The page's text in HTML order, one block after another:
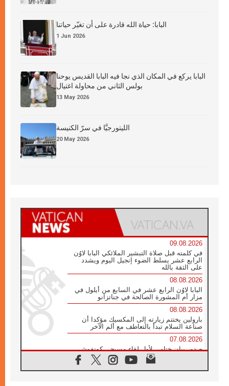
البابا: حياة الله قادرة على أن تغيّر حياتنا
1 Jun 2026
البابا يركع في المكان الذي نجا فيه البابا القديس يوحنا
بولس الثاني من محاولة اغتيال
13 May 2026
الليتورجيَّا في سرّ الكنيسة
20 May 2026
09.08.2026
في كلمته قبل صلاة التبشير الملائكي البابا لاوُن
الرابع عشر يسلط الضوء إنجيل اليوم ويشدد
على الثقة بالله
08.08.2026
البابا لاوُن الرابع عشر في السابع من أيلول في
مزار أم المشورة الصالحة في جناتزانو
08.08.2026
بارولين يختتم زيارته إلى المكسيك مؤكدا أن
صناعة السلام تبدأ بالتعاطف مع ألم الآخر
07.08.2026
صدور بيان ختامي لأول لقاء مسيحي كونفوشي
بمشاركة الدائرة الفاتيكانية للحوار بين الأديان
07.08.2026